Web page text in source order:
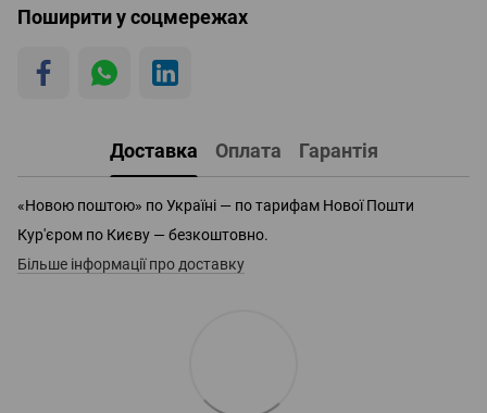
Поширити у соцмережах
Доставка Оплата Гарантія
«Новою поштою» по Україні — по тарифам Нової Пошти
Кур'єром по Києву — безкоштовно.
Більше інформації про доставку